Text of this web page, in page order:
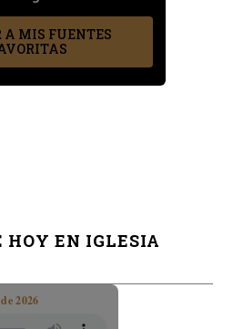
MIS FUENTES
HOY EN IGLESIA
2026